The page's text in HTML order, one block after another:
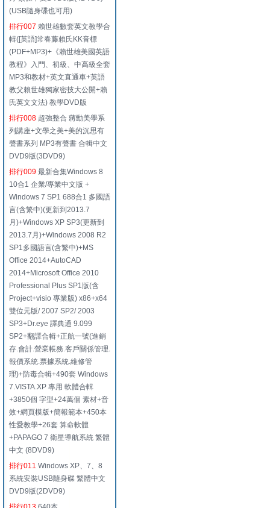
(USB隨身碟也可用)
排行007 賴世雄數套英文教學合
輯([英語]常春藤賴氏KK音標
(PDF+MP3)+《賴世雄美國英語
教程》入門、初級、中高級全套
MP3和教材+英文直通車+英語
教父賴世雄獨家密技大公開+賴
氏英文文法) 教學DVD版
排行008 超強整合 蔣勳美學系
列講座+文學之美+美的沉思有
聲書系列 MP3有聲書 合輯中文
DVD9版(3DVD9)
排行009 最新合集Windows 8
10合1 企業/專業中文版 +
Windows 7 SP1 688合1 多國語
言(含繁中)(更新到2013.7
月)+Windows XP SP3(更新到
2013.7月)+Windows 2008 R2
SP1多國語言(含繁中)+MS
Office 2014+AutoCAD
2014+Microsoft Office 2010
Professional Plus SP1版(含
Project+visio 專業版) x86+x64
雙位元版/ 2007 SP2/ 2003
SP3+Dr.eye 譯典通 9.099
SP2+翻譯合輯+正航一號(進銷
存.會計.營業帳務.客戶關係管理.
報價系統.票據系統.維修管
理)+防毒合輯+490套 Windows
7.VISTA.XP 專用 軟體合輯
+3850個 字型+24萬個 素材+音
效+網頁模版+簡報範本+450本
性愛教學+26套 算命軟體
+PAPAGO 7 衛星導航系統 繁體
中文 (8DVD9)
排行011 Windows XP、7、8
系統安裝USB隨身碟 繁體中文
DVD9版(2DVD9)